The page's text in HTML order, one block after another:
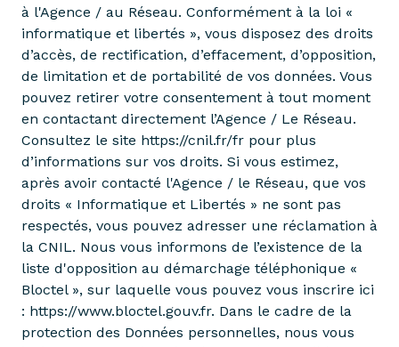
à l'Agence / au Réseau. Conformément à la loi «
informatique et libertés », vous disposez des droits
d’accès, de rectification, d’effacement, d’opposition,
de limitation et de portabilité de vos données. Vous
pouvez retirer votre consentement à tout moment
en contactant directement l’Agence / Le Réseau.
Consultez le site https://cnil.fr/fr pour plus
d’informations sur vos droits. Si vous estimez,
après avoir contacté l'Agence / le Réseau, que vos
droits « Informatique et Libertés » ne sont pas
respectés, vous pouvez adresser une réclamation à
la CNIL. Nous vous informons de l’existence de la
liste d'opposition au démarchage téléphonique «
Bloctel », sur laquelle vous pouvez vous inscrire ici
: https://www.bloctel.gouv.fr. Dans le cadre de la
protection des Données personnelles, nous vous